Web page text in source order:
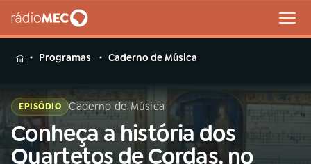
MENU
Buscar
na
Programas Caderno de Música
EPISÓDIO Caderno de Música
Conheça a história dos
Quartetos de Cordas, no